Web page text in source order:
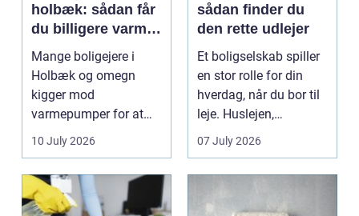
holbæk: sådan får
du billigere varme
og bedre
indeklima
Mange boligejere i
Holbæk og omegn
kigger mod
varmepumper for at
sænke
et sunde...
10 July 2026
sådan finder du
den rette udlejer
Et boligselskab spiller
en stor rolle for din
hverdag, når du bor til
leje. Huslejen,
vedligeh...
07 July 2026